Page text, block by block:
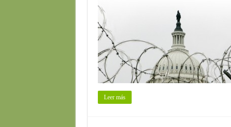
Leer más